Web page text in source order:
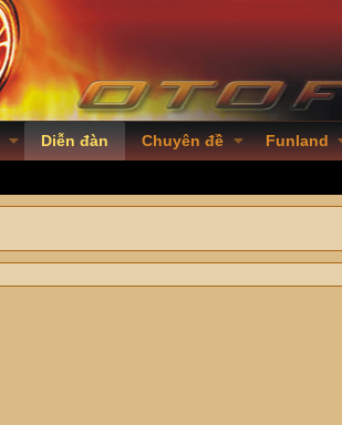
Diễn đàn Chuyên đề Funland